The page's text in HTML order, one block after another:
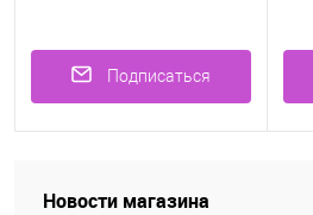
Подписаться
Новости магазина